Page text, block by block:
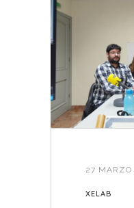
27
XELAB